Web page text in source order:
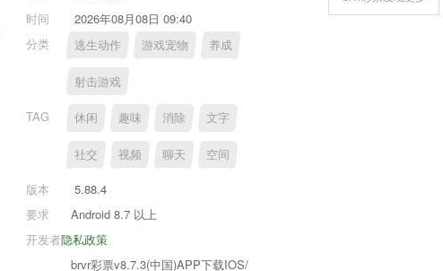
时间
2026年08月08日 09:40
分类
逃生动作 游戏宠物 养成
射击游戏
TAG 休闲 趣味 消除 文字
社交 视频 聊天 空间
版本
5.88.4
要求
Android 8.7 以上
隐私政策
开发者
brvr彩票v8.7.3(中国)APP下载IOS/